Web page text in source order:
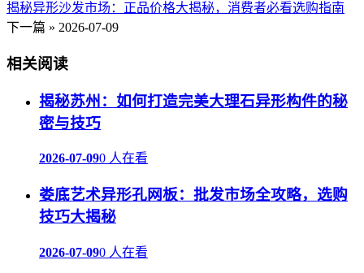
揭秘异形沙发市场：正品价格大揭秘，消费者必看选购指南
下一篇 » 2026-07-09
相关阅读
揭秘苏州：如何打造完美大理石异形构件的秘
密与技巧
2026-07-090 人在看
娄底艺术异形孔网板：批发市场全攻略，选购
技巧大揭秘
2026-07-090 人在看